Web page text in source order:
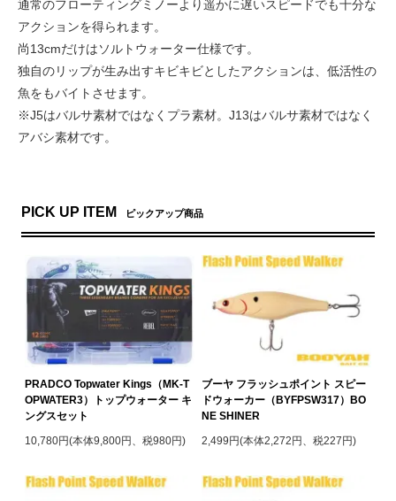
通常のフローティングミノーより遥かに遅いスピードでも十分な
アクションを得られます。
尚13cmだけはソルトウォーター仕様です。
独自のリップが生み出すキビキビとしたアクションは、低活性の
魚をもバイトさせます。
※J5はバルサ素材ではなくプラ素材。J13はバルサ素材ではなく
アバシ素材です。
PICK UP ITEM ピックアップ商品
PRADCO Topwater Kings（MK-T
OPWATER3）トップウォーター キ
ングスセット
10,780円(本体9,800円、税980円)
ブーヤ フラッシュポイント スピー
ドウォーカー（BYFPSW317）BO
NE SHINER
2,499円(本体2,272円、税227円)